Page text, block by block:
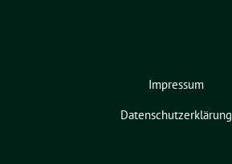
Impressum
Datenschutzerklärung